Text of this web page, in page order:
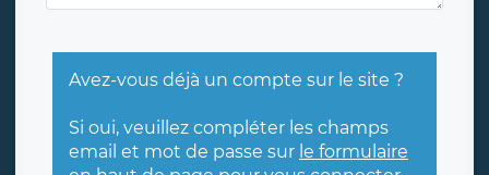
Avez-vous déjà un compte sur le site ?
Si oui, veuillez compléter les champs
email et mot de passe sur le formulaire